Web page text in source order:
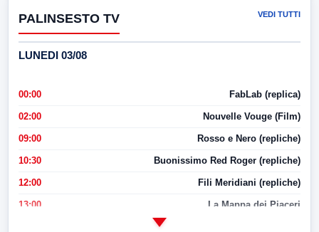
PALINSESTO TV VEDI TUTTI
LUNEDI 03/08
00:00 FabLab (replica)
02:00 Nouvelle Vouge (Film)
09:00 Rosso e Nero (repliche)
10:30 Buonissimo Red Roger (repliche)
12:00 Fili Meridiani (repliche)
13:00 La Mappa dei Piaceri